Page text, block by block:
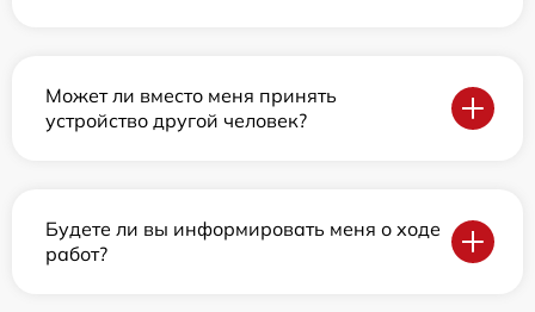
Может ли вместо меня принять
устройство другой человек?
Будете ли вы информировать меня о ходе
работ?